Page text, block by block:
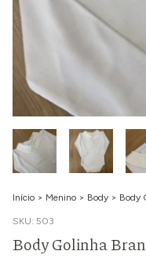
Início > Menino > Body > Body
SKU: 503
Body Golinha